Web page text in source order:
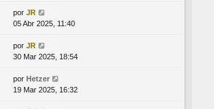
por JR
05 Abr 2025, 11:40
por JR
30 Mar 2025, 18:54
por Hetzer
19 Mar 2025, 16:32